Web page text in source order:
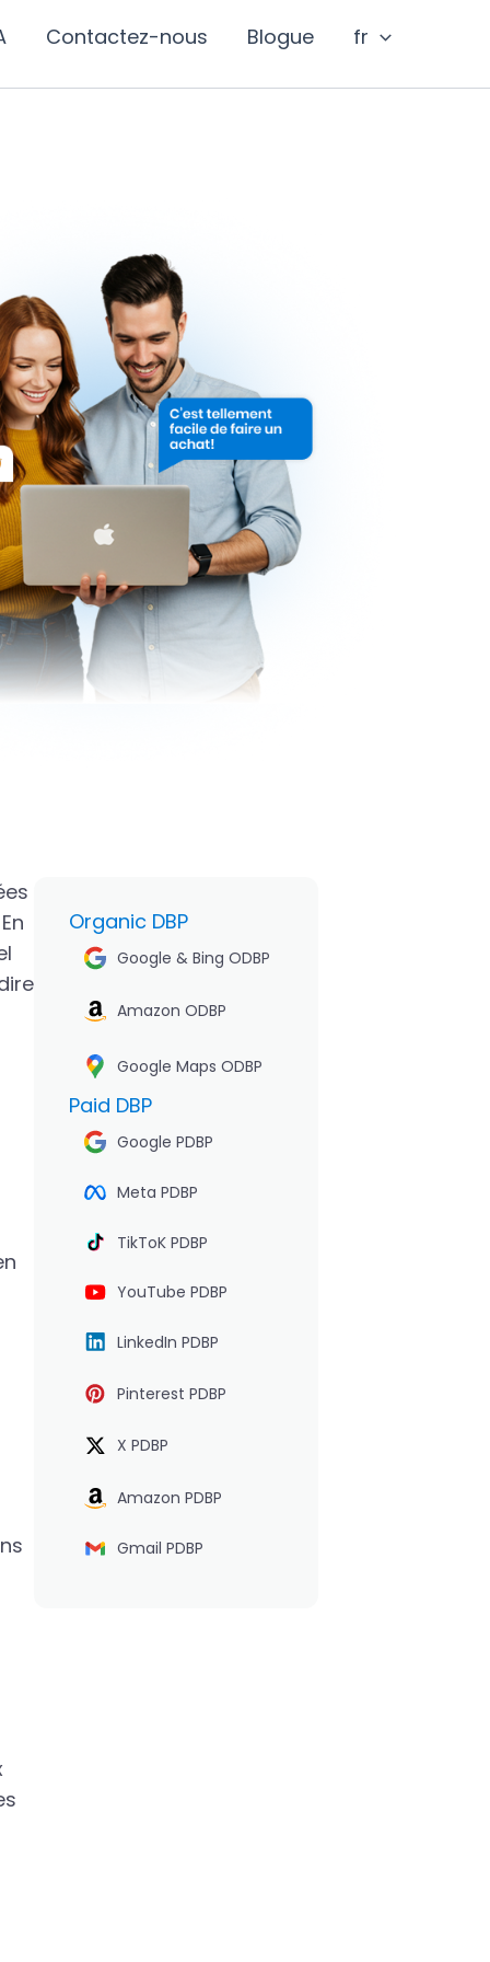
Contactez-nous Blogue fr
Organic DBP
Google & Bing ODBP
Amazon ODBP
Google Maps ODBP
Paid DBP
Google PDBP
Meta PDBP
TikToK PDBP
YouTube PDBP
LinkedIn PDBP
Pinterest PDBP
X PDBP
Amazon PDBP
Gmail PDBP